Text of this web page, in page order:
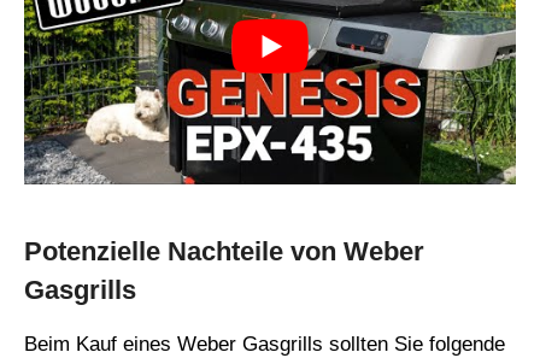
Potenzielle Nachteile von Weber
Gasgrills
Beim Kauf eines Weber Gasgrills sollten Sie folgende